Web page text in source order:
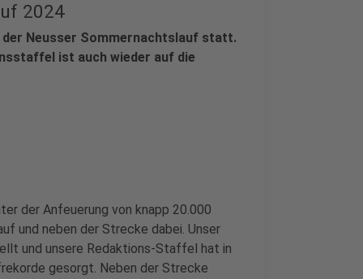
2024
der Neusser Sommernachtslauf statt.
ist auch wieder auf die
der Anfeuerung von knapp 20.000
und neben der Strecke dabei. Unser
und unsere Redaktions-Staffel hat in
gesorgt. Neben der Strecke